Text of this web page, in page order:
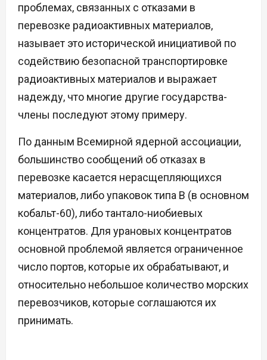
проблемах, связанных с отказами в
перевозке радиоактивных материалов,
называет это исторической инициативой по
содействию безопасной транспортировке
радиоактивных материалов и выражает
надежду, что многие другие государства-
члены последуют этому примеру.
По данным Всемирной ядерной ассоциации,
большинство сообщений об отказах в
перевозке касается нерасщепляющихся
материалов, либо упаковок типа B (в основном
кобальт-60), либо тантало-ниобиевых
концентратов. Для урановых концентратов
основной проблемой является ограниченное
число портов, которые их обрабатывают, и
относительно небольшое количество морских
перевозчиков, которые соглашаются их
принимать.